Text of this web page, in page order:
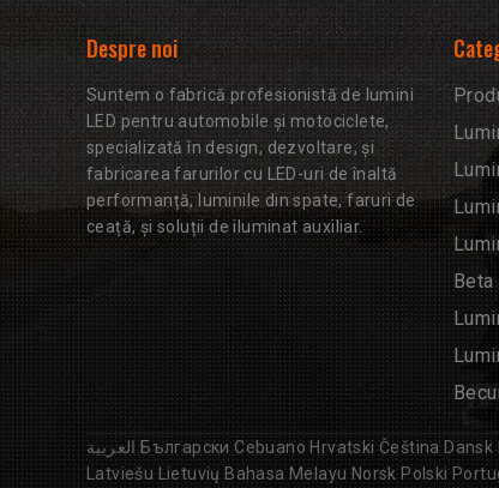
Despre noi
Suntem o fabrică profesionistă de lumini
LED pentru automobile și motociclete,
specializată în design, dezvoltare, și
fabricarea farurilor cu LED-uri de înaltă
performanță, luminile din spate, faruri de
ceață, și soluții de iluminat auxiliar.
Beta
العربية Български Cebuano Hrvatski Čeština Dansk
Latviešu Lietuvių Bahasa Melayu Norsk Polski